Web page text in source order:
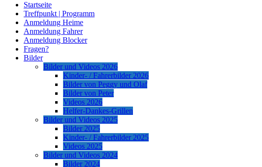
Startseite
Treffpunkt | Programm
Anmeldung Heime
Anmeldung Fahrer
Anmeldung Blocker
Fragen?
Bilder
Bilder und Videos 2026
Kinder- / Fahrerbilder 2026
Bilder von Peggy und Olaf
Bilder von Peter
Videos 2026
Helfer-Dankes-Grillen
Bilder und Videos 2025
Bilder 2025
Kinder- / Fahrerbilder 2025
Videos 2025
Bilder und Videos 2024
Bilder 2024